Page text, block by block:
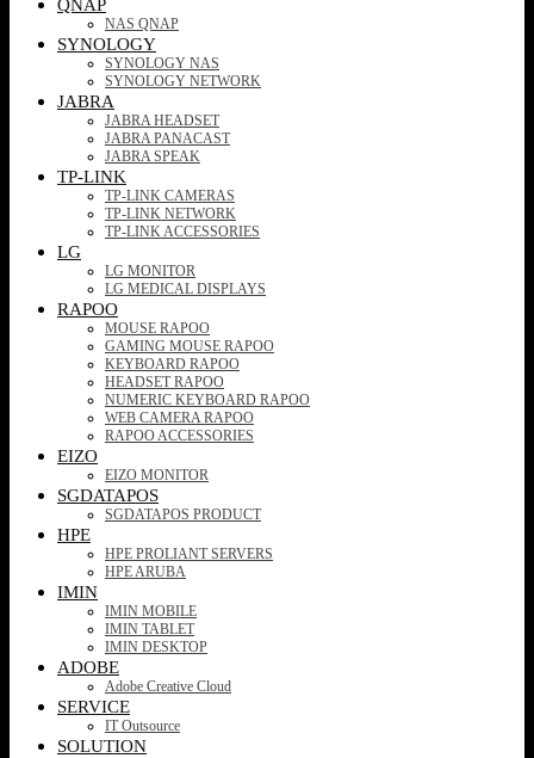
QNAP
NAS QNAP
SYNOLOGY
SYNOLOGY NAS
SYNOLOGY NETWORK
JABRA
JABRA HEADSET
JABRA PANACAST
JABRA SPEAK
TP-LINK
TP-LINK CAMERAS
TP-LINK NETWORK
TP-LINK ACCESSORIES
LG
LG MONITOR
LG MEDICAL DISPLAYS
RAPOO
MOUSE RAPOO
GAMING MOUSE RAPOO
KEYBOARD RAPOO
HEADSET RAPOO
NUMERIC KEYBOARD RAPOO
WEB CAMERA RAPOO
RAPOO ACCESSORIES
EIZO
EIZO MONITOR
SGDATAPOS
SGDATAPOS PRODUCT
HPE
HPE PROLIANT SERVERS
HPE ARUBA
IMIN
IMIN MOBILE
IMIN TABLET
IMIN DESKTOP
ADOBE
Adobe Creative Cloud
SERVICE
IT Outsource
SOLUTION